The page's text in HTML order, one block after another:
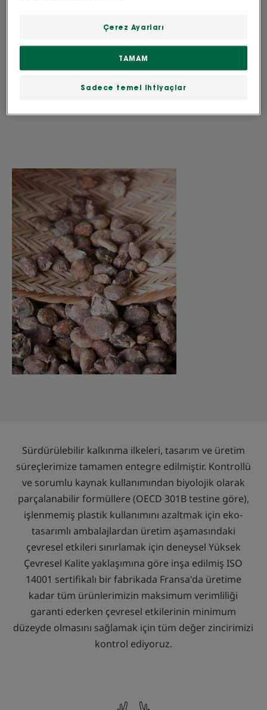
Sürdürülebilir kalkınma ilkeleri, tasarım ve üretim
süreçlerimize tamamen entegre edilmiştir. Kontrollü
ve sorumlu kaynak kullanımından biyolojik olarak
parçalanabilir formüllere (OECD 301B testine göre),
işlenmemiş plastik kullanımını azaltmak için eko-
tasarımlı ambalajlardan üretim aşamasındaki
çevresel etkileri sınırlamak için deneysel Yüksek
Çevresel Kalite yaklaşımına göre inşa edilmiş ISO
14001 sertifikalı bir fabrikada Fransa'da üretime
kadar tüm ürünlerimizin maksimum verimliliği
garanti ederken çevresel etkilerinin minimum
düzeyde olmasını sağlamak için tüm değer zincirimizi
kontrol ediyoruz.
Çerez Ayarları
Sadece temel ihtiyaçlar
TAMAM